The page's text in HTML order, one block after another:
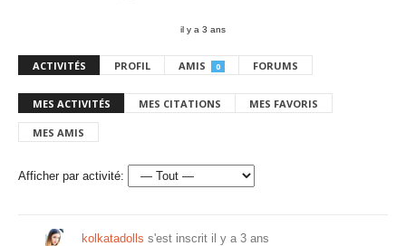
il y a 3 ans
ACTIVITÉS PROFIL AMIS 0 FORUMS
MES ACTIVITÉS MES CITATIONS MES FAVORIS
MES AMIS
Afficher par activité:
kolkatadolls s'est inscrit il y a 3 ans